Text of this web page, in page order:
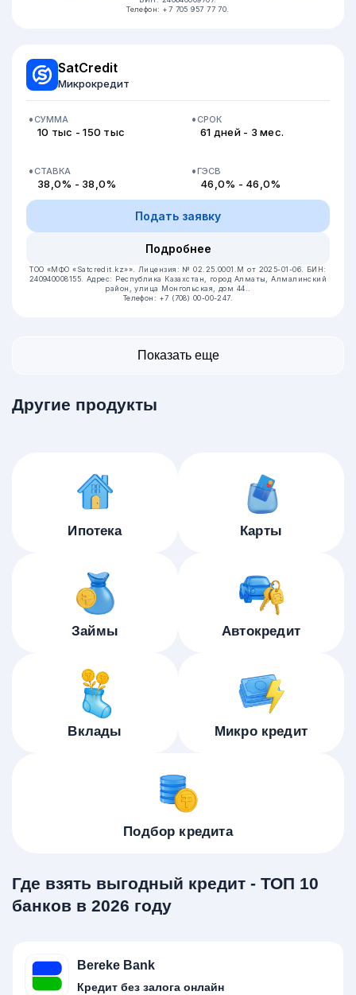
Телефон: +7 705 957 77 70.
SatCredit
Микрокредит
СУММА
10 тыс - 150 тыс
СРОК
61 дней - 3 мес.
СТАВКА
38,0% - 38,0%
ГЭСВ
46,0% - 46,0%
Подать заявку
Подробнее
ТОО «МФО «Satcredit.kz»». Лицензия: № 02.25.0001.М от 2025-01-06. БИН:
240940008155. Адрес: Республика Казахстан, город Алматы, Алмалинский
район, улица Монгольская, дом 44..
Телефон: +7 (708) 00-00-247.
Показать еще
Другие продукты
Ипотека Карты
Займы Автокредит
Вклады Микро кредит
Подбор кредита
Где взять выгодный кредит - ТОП 10
банков в 2026 году
Bereke Bank
Кредит без залога онлайн